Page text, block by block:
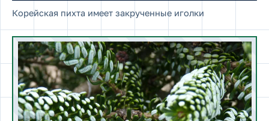
Корейская пихта имеет закрученные иголки